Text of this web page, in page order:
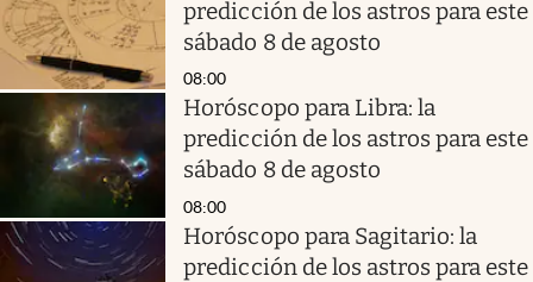
predicción de los astros para este
sábado 8 de agosto
08:00
Horóscopo para Libra: la
predicción de los astros para este
sábado 8 de agosto
08:00
Horóscopo para Sagitario: la
predicción de los astros para este